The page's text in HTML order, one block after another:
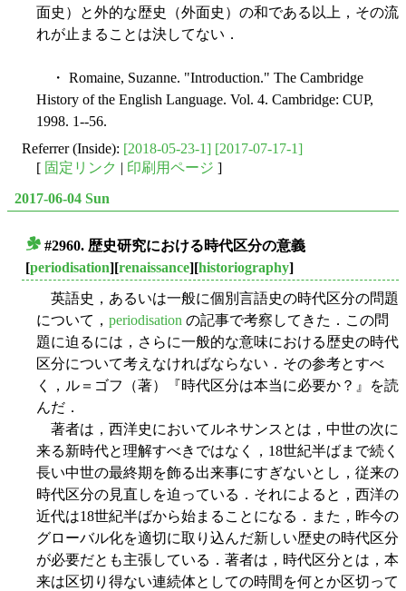
面史）と外的な歴史（外面史）の和である以上，その流
れが止まることは決してない．
・ Romaine, Suzanne. "Introduction." The Cambridge
History of the English Language. Vol. 4. Cambridge: CUP,
1998. 1--56.
Referrer (Inside): [2018-05-23-1] [2017-07-17-1]
[ 固定リンク | 印刷用ページ ]
2017-06-04 Sun
#2960. 歴史研究における時代区分の意義
[periodisation][renaissance][historiography]
英語史，あるいは一般に個別言語史の時代区分の問題
について， periodisation の記事で考察してきた．この問
題に迫るには，さらに一般的な意味における歴史の時代
区分について考えなければならない．その参考とすべ
く，ル＝ゴフ（著）『時代区分は本当に必要か？』を読
んだ．
著者は，西洋史においてルネサンスとは，中世の次に
来る新時代と理解すべきではなく，18世紀半ばまで続く
長い中世の最終期を飾る出来事にすぎないとし，従来の
時代区分の見直しを迫っている．それによると，西洋の
近代は18世紀半ばから始まることになる．また，昨今の
グローバル化を適切に取り込んだ新しい歴史の時代区分
が必要だとも主張している．著者は，時代区分とは，本
来は区切り得ない連続体としての時間を何とか区切って